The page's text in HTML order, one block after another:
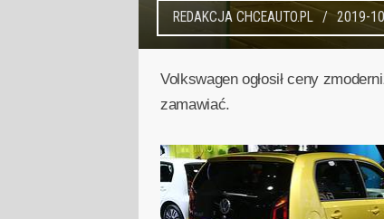
REDAKCJA CHCEAUTO.PL 2019-
Volkswagen ogłosił ceny
zamawiać.